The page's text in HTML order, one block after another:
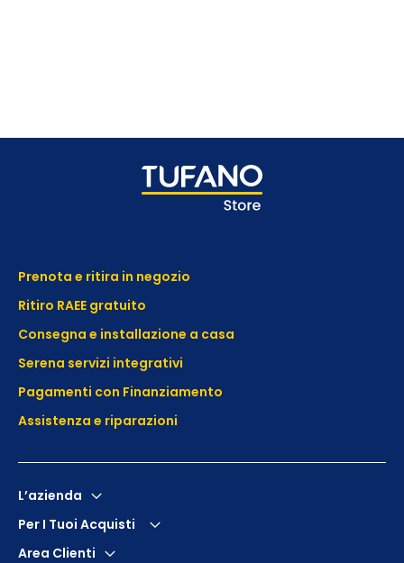
Prenota e ritira in negozio
Ritiro RAEE gratuito
Consegna e installazione a casa
Serena servizi integrativi
Pagamenti con Finanziamento
Assistenza e riparazioni
L’azienda
Per I Tuoi Acquisti
Area Clienti